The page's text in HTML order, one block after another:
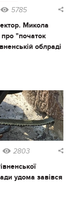
5785
Микола
"початок
облраді
2803
удома завівся